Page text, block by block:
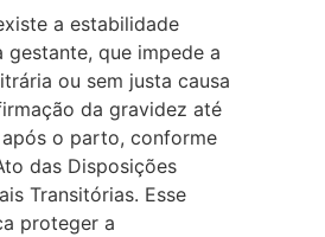
a estabilidade
gestante, que impede a
ou sem justa causa
da gravidez até
o parto, conforme
das Disposições
Transitórias. Esse
proteger a